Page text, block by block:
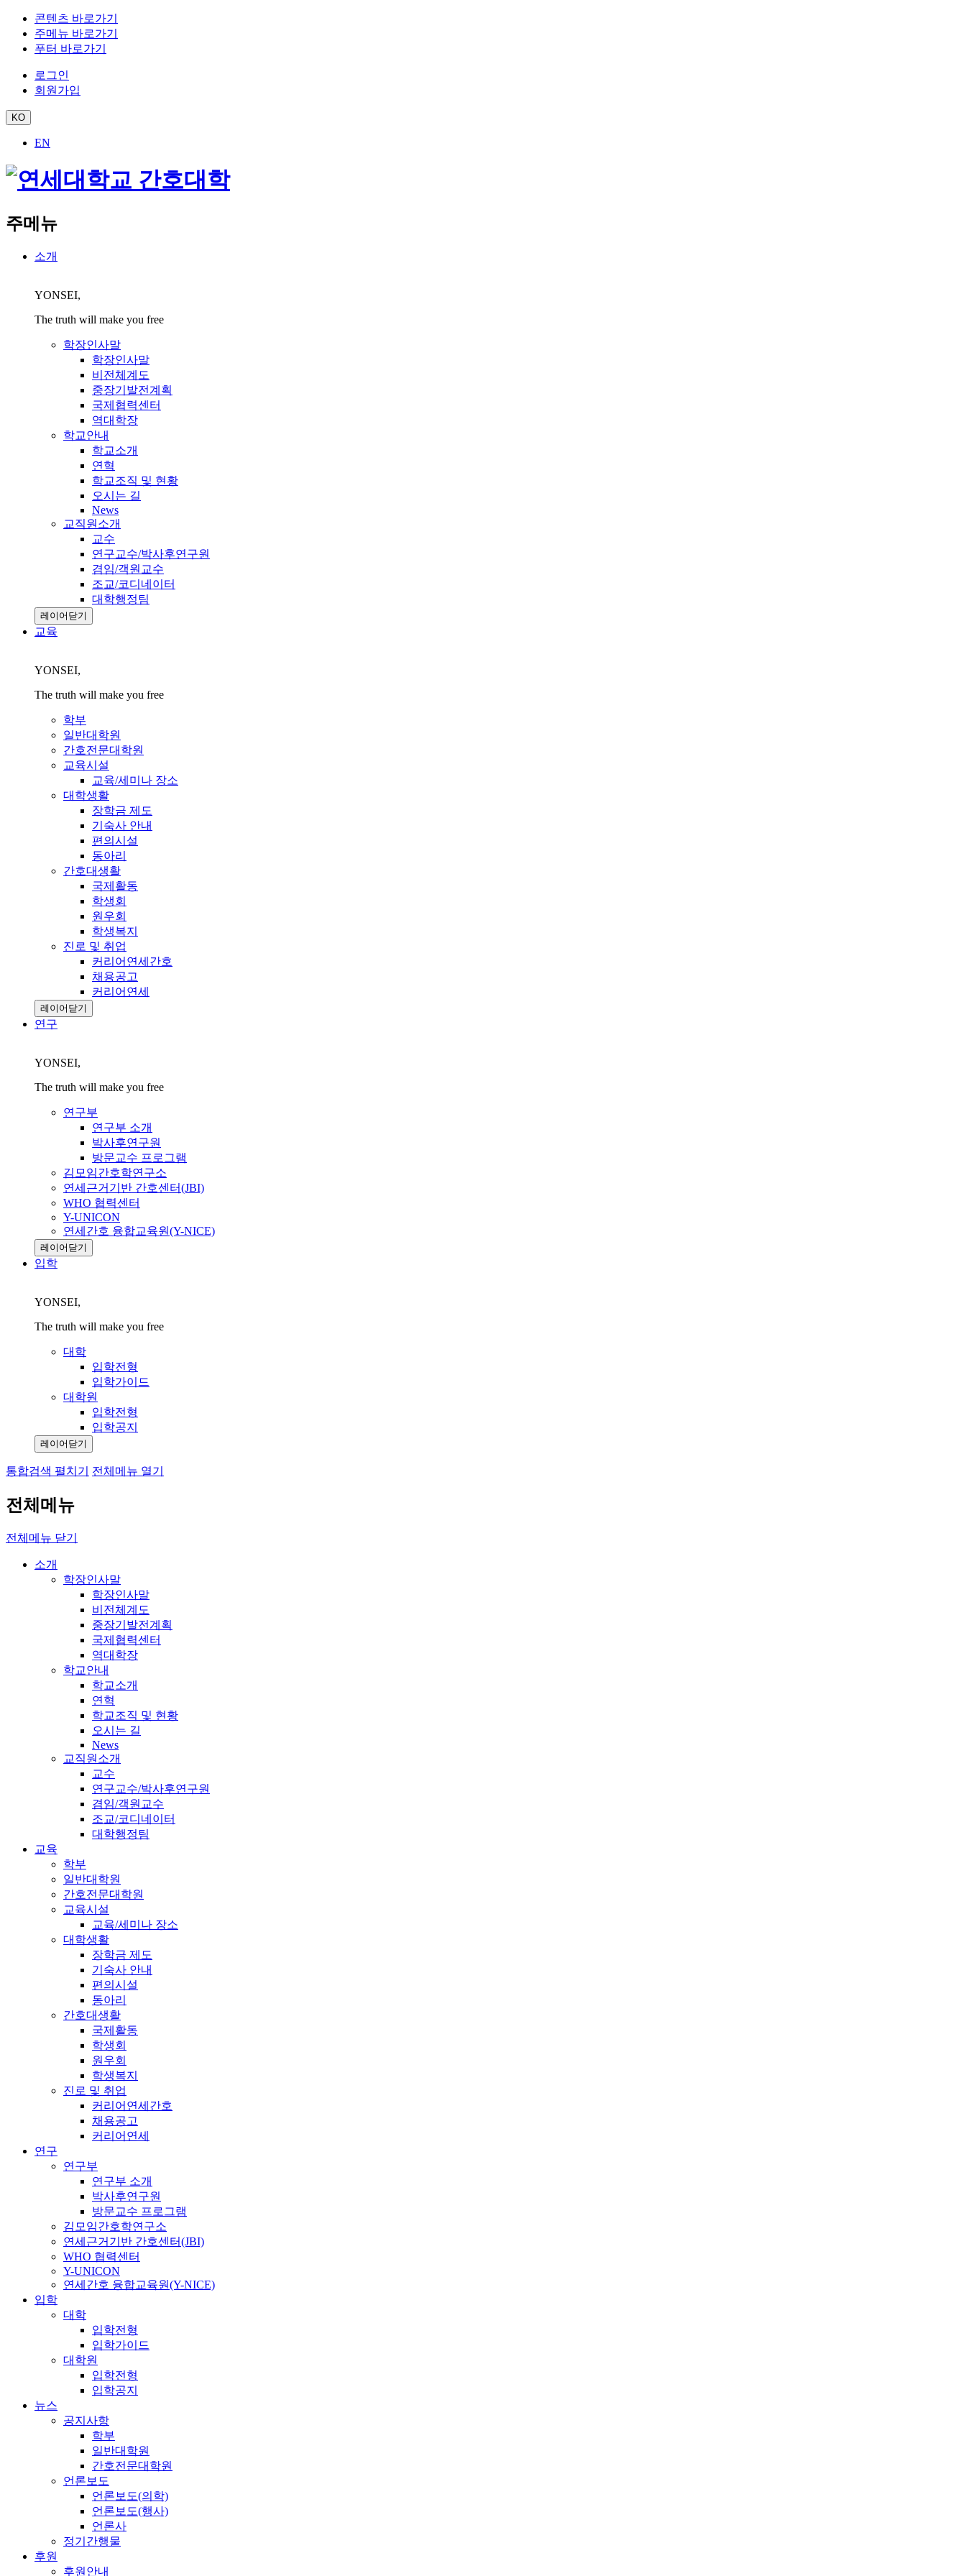
콘텐츠 바로가기
주메뉴 바로가기
푸터 바로가기
로그인
회원가입
KO
EN
주메뉴
소개
YONSEI,
The truth will make you free
학장인사말
학장인사말
비전체계도
중장기발전계획
국제협력센터
역대학장
학교안내
학교소개
연혁
학교조직 및 현황
오시는 길
News
교직원소개
교수
연구교수/박사후연구원
겸임/객원교수
조교/코디네이터
대학행정팀
레이어닫기
교육
YONSEI,
The truth will make you free
학부
일반대학원
간호전문대학원
교육시설
교육/세미나 장소
대학생활
장학금 제도
기숙사 안내
편의시설
동아리
간호대생활
국제활동
학생회
원우회
학생복지
진로 및 취업
커리어연세간호
채용공고
커리어연세
레이어닫기
연구
YONSEI,
The truth will make you free
연구부
연구부 소개
박사후연구원
방문교수 프로그램
김모임간호학연구소
연세근거기반 간호센터(JBI)
WHO 협력센터
Y-UNICON
연세간호 융합교육원(Y-NICE)
레이어닫기
입학
YONSEI,
The truth will make you free
대학
입학전형
입학가이드
대학원
입학전형
입학공지
레이어닫기
통합검색 펼치기 전체메뉴 열기
전체메뉴
전체메뉴 닫기
소개
학장인사말
학장인사말
비전체계도
중장기발전계획
국제협력센터
역대학장
학교안내
학교소개
연혁
학교조직 및 현황
오시는 길
News
교직원소개
교수
연구교수/박사후연구원
겸임/객원교수
조교/코디네이터
대학행정팀
교육
학부
일반대학원
간호전문대학원
교육시설
교육/세미나 장소
대학생활
장학금 제도
기숙사 안내
편의시설
동아리
간호대생활
국제활동
학생회
원우회
학생복지
진로 및 취업
커리어연세간호
채용공고
커리어연세
연구
연구부
연구부 소개
박사후연구원
방문교수 프로그램
김모임간호학연구소
연세근거기반 간호센터(JBI)
WHO 협력센터
Y-UNICON
연세간호 융합교육원(Y-NICE)
입학
대학
입학전형
입학가이드
대학원
입학전형
입학공지
뉴스
공지사항
학부
일반대학원
간호전문대학원
언론보도
언론보도(의학)
언론보도(행사)
언론사
정기간행물
후원
후원안내